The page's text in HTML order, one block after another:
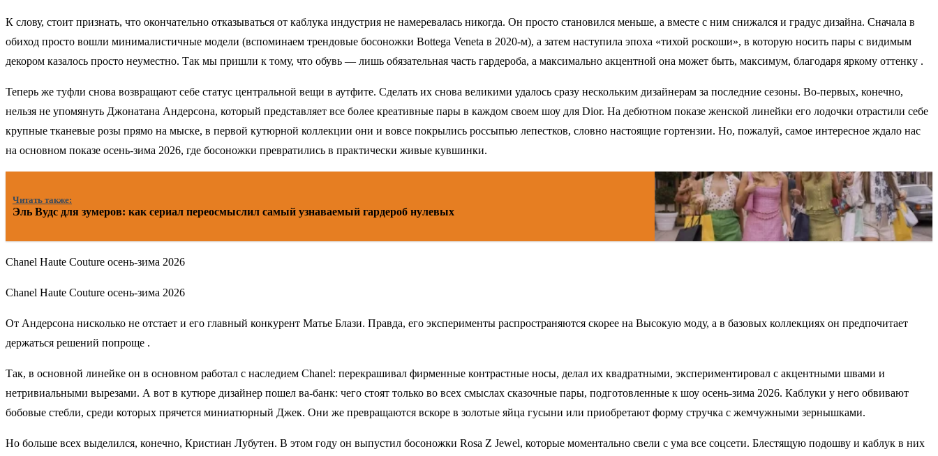
К слову, стоит признать, что окончательно отказываться от каблука индустрия не намеревалась никогда. Он просто становился меньше, а вместе с ним снижался и градус дизайна. Сначала в
обиход просто вошли минималистичные модели (вспоминаем трендовые босоножки Bottega Veneta в 2020-м), а затем наступила эпоха «тихой роскоши», в которую носить пары с видимым
декором казалось просто неуместно. Так мы пришли к тому, что обувь — лишь обязательная часть гардероба, а максимально акцентной она может быть, максимум, благодаря яркому оттенку .
Теперь же туфли снова возвращают себе статус центральной вещи в аутфите. Сделать их снова великими удалось сразу нескольким дизайнерам за последние сезоны. Во-первых, конечно,
нельзя не упомянуть Джонатана Андерсона, который представляет все более креативные пары в каждом своем шоу для Dior. На дебютном показе женской линейки его лодочки отрастили себе
крупные тканевые розы прямо на мыске, в первой кутюрной коллекции они и вовсе покрылись россыпью лепестков, словно настоящие гортензии. Но, пожалуй, самое интересное ждало нас
на основном показе осень-зима 2026, где босоножки превратились в практически живые кувшинки.
Читать также:
Эль Вудс для зумеров: как сериал переосмыслил самый узнаваемый гардероб нулевых
Chanel Haute Couture осень-зима 2026
Chanel Haute Couture осень-зима 2026
От Андерсона нисколько не отстает и его главный конкурент Матье Блази. Правда, его эксперименты распространяются скорее на Высокую моду, а в базовых коллекциях он предпочитает
держаться решений попроще .
Так, в основной линейке он в основном работал с наследием Chanel: перекрашивал фирменные контрастные носы, делал их квадратными, экспериментировал с акцентными швами и
нетривиальными вырезами. А вот в кутюре дизайнер пошел ва-банк: чего стоят только во всех смыслах сказочные пары, подготовленные к шоу осень-зима 2026. Каблуки у него обвивают
бобовые стебли, среди которых прячется миниатюрный Джек. Они же превращаются вскоре в золотые яйца гусыни или приобретают форму стручка с жемчужными зернышками.
Но больше всех выделился, конечно, Кристиан Лубутен. В этом году он выпустил босоножки Rosa Z Jewel, которые моментально свели с ума все соцсети. Блестящую подошву и каблук в них